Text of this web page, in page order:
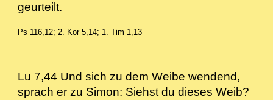
geurteilt.
Ps 116,12; 2. Kor 5,14; 1. Tim 1,13
Lu 7,44 Und sich zu dem Weibe wendend,
sprach er zu Simon: Siehst du dieses Weib?